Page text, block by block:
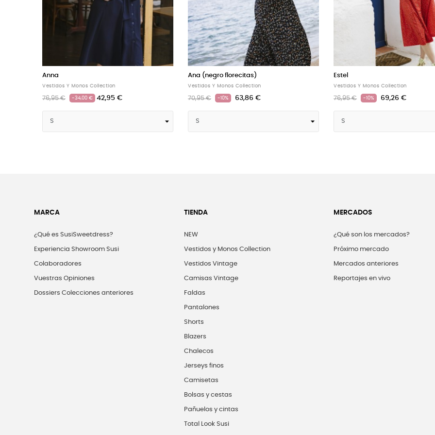
Mono Bibiana
Vestidos Y Monos Collection
74,95 € -10% 67,46 €
Adriana (vestido cruzado)
Vestidos Y Monos Collection
76,95 € -10% 69,26 €
Ana
Vestidos Y Monos Collection
70,95 € -10% 63,86 €
MARCA
¿Qué es SusiSweetdress?
Experiencia Showroom Susi
Colaboradores
Vuestras Opiniones
Dossiers Colecciones anteriores
TIENDA
NEW
Vestidos y Monos Collection
Vestidos Vintage
Camisas Vintage
Faldas
Pantalones
Shorts
Blazers
Chalecos
Jerseys finos
Camisetas
Bolsas y cestas
Pañuelos y cintas
Total Look Susi
MERCADOS
¿Qué son los mercados?
Próximo mercado
Mercados anteriores
Reportajes en vivo